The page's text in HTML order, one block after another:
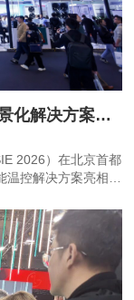
海信网络能源亮相ESIE 2026：以场景化解决方案，回应储能热管理升级需求
2026）在北京首都
控解决方案亮相展
化能力。